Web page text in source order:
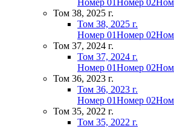
Номер 01Номер 02
Том 38, 2025 г.
Том 38, 2025 г.
Номер 01Номер 02
Том 37, 2024 г.
Том 37, 2024 г.
Номер 01Номер 02
Том 36, 2023 г.
Том 36, 2023 г.
Номер 01Номер 02
Том 35, 2022 г.
Том 35, 2022 г.